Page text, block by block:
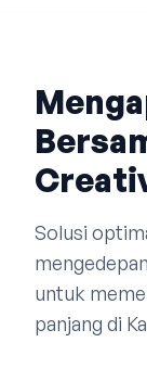
Solusi
untuk
panjang di